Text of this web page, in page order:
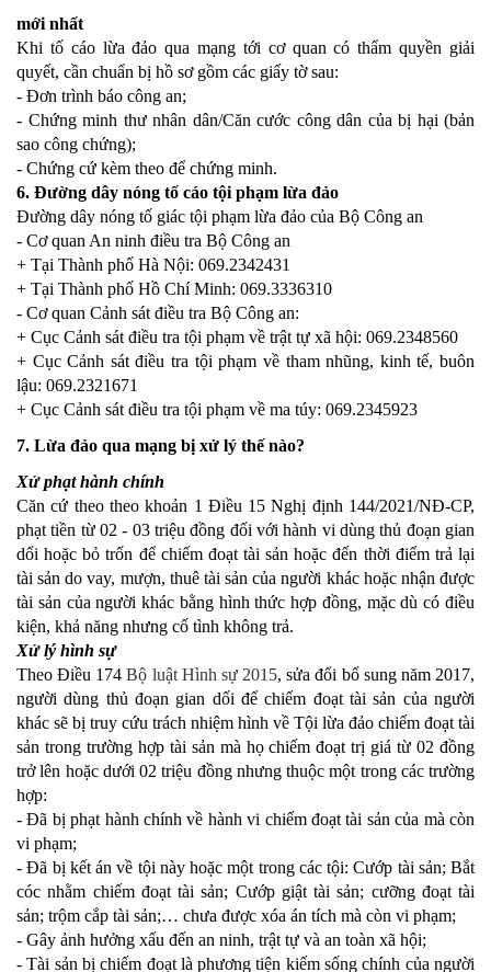
mới nhất
Khi tố cáo lừa đảo qua mạng tới cơ quan có thẩm quyền giải
quyết, cần chuẩn bị hồ sơ gồm các giấy tờ sau:
- Đơn trình báo công an;
- Chứng minh thư nhân dân/Căn cước công dân của bị hại (bản
sao công chứng);
- Chứng cứ kèm theo để chứng minh.
6. Đường dây nóng tố cáo tội phạm lừa đảo
Đường dây nóng tố giác tội phạm lừa đảo của Bộ Công an
- Cơ quan An ninh điều tra Bộ Công an
+ Tại Thành phố Hà Nội: 069.2342431
+ Tại Thành phố Hồ Chí Minh: 069.3336310
- Cơ quan Cảnh sát điều tra Bộ Công an:
+ Cục Cảnh sát điều tra tội phạm về trật tự xã hội: 069.2348560
+ Cục Cảnh sát điều tra tội phạm về tham nhũng, kinh tế, buôn
lậu: 069.2321671
+ Cục Cảnh sát điều tra tội phạm về ma túy: 069.2345923
7. Lừa đảo qua mạng bị xử lý thế nào?
Xử phạt hành chính
Căn cứ theo theo khoản 1 Điều 15 Nghị định 144/2021/NĐ-CP,
phạt tiền từ 02 - 03 triệu đồng đối với hành vi dùng thủ đoạn gian
dối hoặc bỏ trốn để chiếm đoạt tài sản hoặc đến thời điểm trả lại
tài sản do vay, mượn, thuê tài sản của người khác hoặc nhận được
tài sản của người khác bằng hình thức hợp đồng, mặc dù có điều
kiện, khả năng nhưng cố tình không trả.
Xử lý hình sự
Theo Điều 174Bộ luật Hình sự 2015, sửa đổi bổ sung năm 2017,
người dùng thủ đoạn gian dối để chiếm đoạt tài sản của người
khác sẽ bị truy cứu trách nhiệm hình về Tội lừa đảo chiếm đoạt tài
sản trong trường hợp tài sản mà họ chiếm đoạt trị giá từ 02 đồng
trở lên hoặc dưới 02 triệu đồng nhưng thuộc một trong các trường
hợp:
- Đã bị phạt hành chính về hành vi chiếm đoạt tài sản của mà còn
vi phạm;
- Đã bị kết án về tội này hoặc một trong các tội: Cướp tài sản; Bắt
cóc nhằm chiếm đoạt tài sản; Cướp giật tài sản; cưỡng đoạt tài
sản; trộm cắp tài sản;… chưa được xóa án tích mà còn vi phạm;
- Gây ảnh hưởng xấu đến an ninh, trật tự và an toàn xã hội;
- Tài sản bị chiếm đoạt là phương tiện kiếm sống chính của người